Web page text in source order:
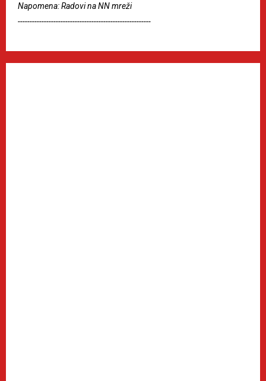
Napomena: Radovi na NN mreži
--------------------------------------------------------